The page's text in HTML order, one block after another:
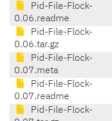
Pid-File-Flock-
0.06.readme
Pid-File-Flock-
0.06.tar.gz
Pid-File-Flock-
0.07.meta
Pid-File-Flock-
0.07.readme
Pid-File-Flock-